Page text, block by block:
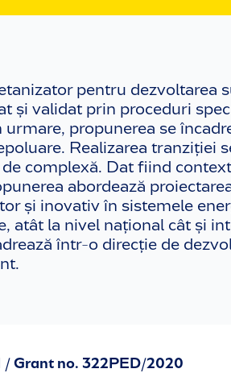
pentru dezvoltarea
și validat prin proceduri
urmare, propunerea se
Realizarea
complexă. Dat fiind
abordează
și inovativ în sistemele
atât la nivel național cât și
într-o direcție de
/ Grant no. 322PED/2020